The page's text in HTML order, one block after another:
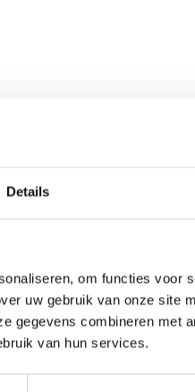
Details
om functies voor
uw gebruik van onze site
gegevens combineren met
van hun services.
tut, was er gut
damit kennen
klappt immer."
einreichen